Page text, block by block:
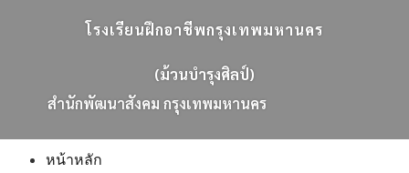
โรงเรียนฝึกอาชีพกรุงเทพมหานคร
(ม้วนบำรุงศิลป์)
สนกพฒนาสงคม กรงเทพมหานคร
หน้าหลัก